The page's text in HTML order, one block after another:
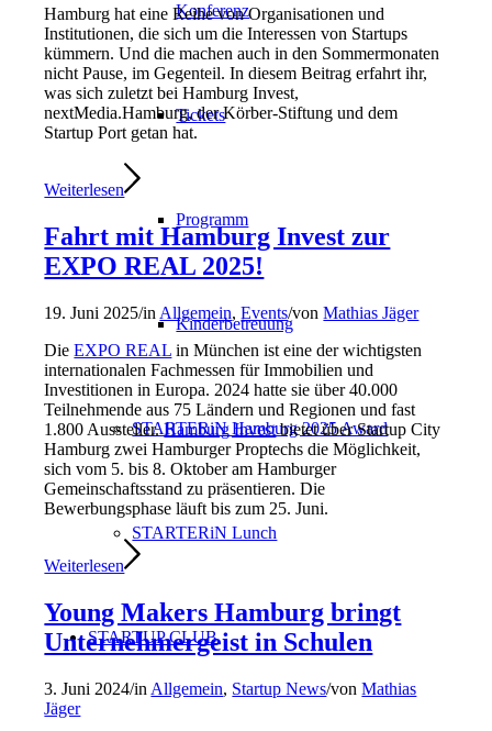
Konferenz
Tickets
Programm
Kinderbetreuung
STARTERiN Hamburg 2025 Award
STARTERiN Lunch
STARTUP CLUB
Hamburg hat eine Reihe von Organisationen und
Institutionen, die sich um die Interessen von Startups
kümmern. Und die machen auch in den Sommermonaten
nicht Pause, im Gegenteil. In diesem Beitrag erfahrt ihr,
was sich zuletzt bei Hamburg Invest,
nextMedia.Hamburg, der Körber-Stiftung und dem
Startup Port getan hat.
Weiterlesen
Fahrt mit Hamburg Invest zur
EXPO REAL 2025!
19. Juni 2025/in Allgemein,Events/vonMathias Jäger
DieEXPO REAL in München ist eine der wichtigsten
internationalen Fachmessen für Immobilien und
Investitionen in Europa. 2024 hatte sie über 40.000
Teilnehmende aus 75 Ländern und Regionen und fast
1.800 Aussteller.Hamburg Investbietet über Startup City
Hamburg zwei Hamburger Proptechs die Möglichkeit,
sich vom 5. bis 8. Oktober am Hamburger
Gemeinschaftsstand zu präsentieren. Die
Bewerbungsphase läuft bis zum 25. Juni.
Weiterlesen
Young Makers Hamburg bringt
Unternehmergeist in Schulen
3. Juni 2024/in Allgemein, Startup News/vonMathias
Jäger